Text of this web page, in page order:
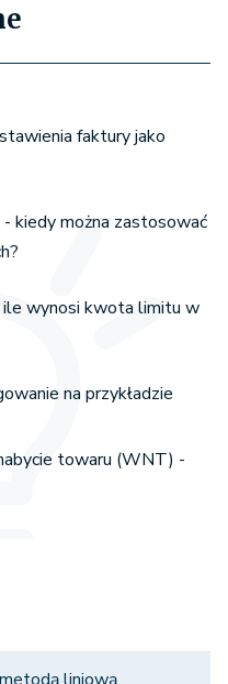
faktury jako
kiedy można zastosować
wynosi kwota limitu w
na przykładzie
towaru (WNT) -